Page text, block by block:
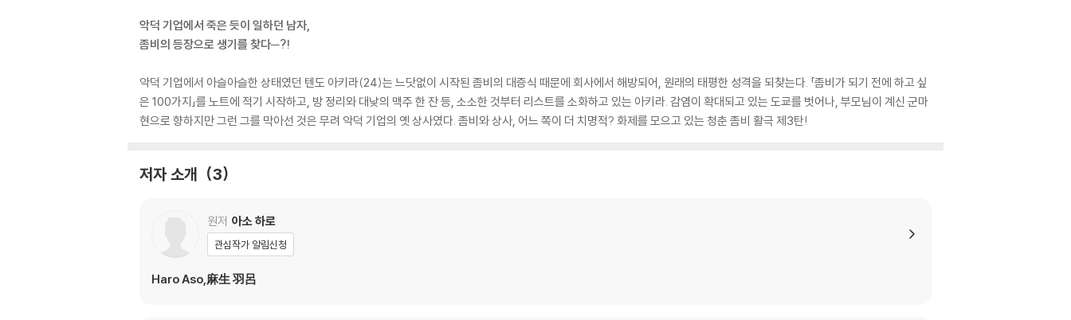
악덕 기업에서 죽은 듯이 일하던 남자,
좀비의 등장으로 생기를 찾다─?!
악덕 기업에서 아슬아슬한 상태였던 텐도 아키라(24)는 느닷없이 시작된 좀비의 대증식 때문에 회사에서 해방되어, 원래의 태평한 성격을 되찾는다. 「좀비가 되기 전에 하고 싶
은 100가지」를 노트에 적기 시작하고, 방 정리와 대낮의 맥주 한 잔 등, 소소한 것부터 리스트를 소화하고 있는 아키라. 감염이 확대되고 있는 도쿄를 벗어나, 부모님이 계신 군마
현으로 향하지만 그런 그를 막아선 것은 무려 악덕 기업의 옛 상사였다. 좀비와 상사, 어느 쪽이 더 치명적? 화제를 모으고 있는 청춘 좀비 활극 제3탄!
저자 소개 3
원저 아소 하로
관심작가 알림신청
Haro Aso,麻生 羽呂